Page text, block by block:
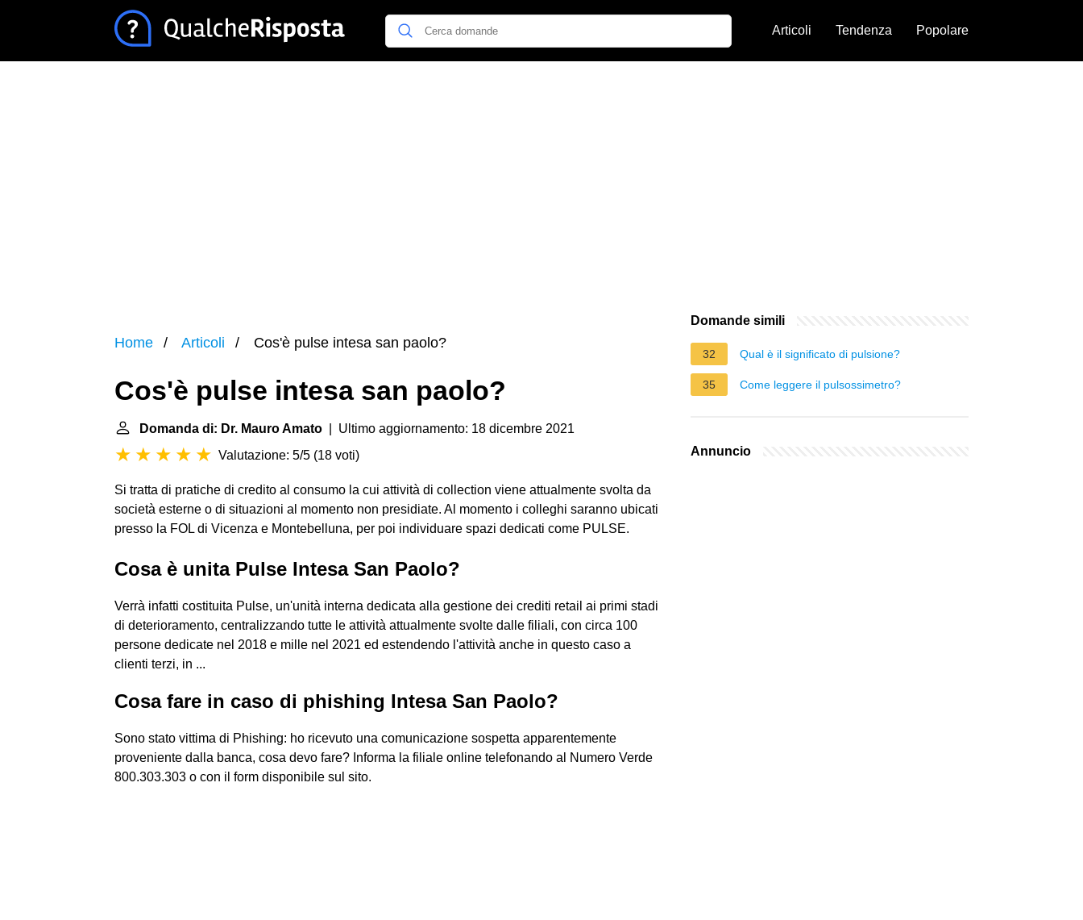
Articoli Tendenza Popolare
Home Articoli Cos'è pulse intesa san paolo?
Cos'è pulse intesa san paolo?
Domanda di: Dr. Mauro Amato | Ultimo aggiornamento: 18 dicembre 2021
Valutazione: 5/5 (18 voti)
Si tratta di pratiche di credito al consumo la cui attività di collection viene attualmente svolta da
società esterne o di situazioni al momento non presidiate. Al momento i colleghi saranno ubicati
presso la FOL di Vicenza e Montebelluna, per poi individuare spazi dedicati come PULSE.
Cosa è unita Pulse Intesa San Paolo?
Verrà infatti costituita Pulse, un'unità interna dedicata alla gestione dei crediti retail ai primi stadi
di deterioramento, centralizzando tutte le attività attualmente svolte dalle filiali, con circa 100
persone dedicate nel 2018 e mille nel 2021 ed estendendo l'attività anche in questo caso a
clienti terzi, in ...
Cosa fare in caso di phishing Intesa San Paolo?
Sono stato vittima di Phishing: ho ricevuto una comunicazione sospetta apparentemente
proveniente dalla banca, cosa devo fare? Informa la filiale online telefonando al Numero Verde
800.303.303 o con il form disponibile sul sito.
Domande simili
32 Qual è il significato di pulsione?
35 Come leggere il pulsossimetro?
Annuncio